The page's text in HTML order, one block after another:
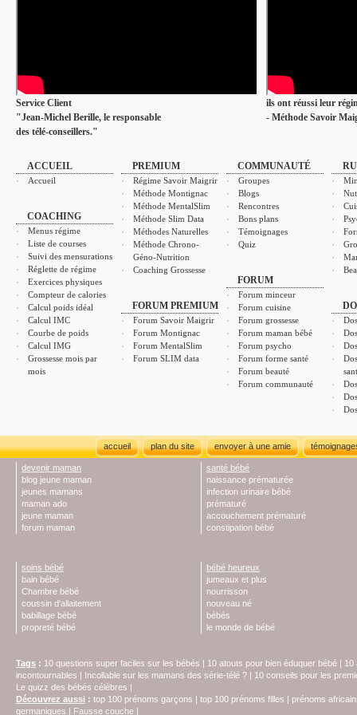
Service Client
"Jean-Michel Berille, le responsable
des télé-conseillers."
ils ont réussi leur
- Méthode Savoir
ACCUEIL
Accueil
COACHING
Menus régime
Liste de courses
Suivi des mensurations
Réglette de régime
Exercices physiques
Compteur de calories
Calcul poids idéal
Calcul IMC
Courbe de poids
Calcul IMG
Grossesse mois par
mois
PREMIUM
Régime Savoir Maigrir
Méthode Montignac
Méthode MentalSlim
Méthode Slim Data
Méthodes Naturelles
Méthode Chrono-
Géno-Nutrition
Coaching Grossesse
FORUM PREMIUM
Forum Savoir Maigrir
Forum Montignac
Forum MentalSlim
Forum SLIM data
COMMUNAUTÉ
Groupes
Blogs
Rencontres
Bons plans
Témoignages
Quiz
FORUM
Forum minceur
Forum cuisine
Forum grossesse
Forum maman bébé
Forum psycho
Forum forme santé
Forum beauté
Forum communauté
accueil plan du site envoyer à une amie
devenir maman
blog jeune maman
jeunes mamans
maman ado
jeune maman
forum maman
santé bébé
naissance prématurée
infection urinaire bébé
prématuré
accouchement prématuré
constipation bébé
soins bébé
bain bébé
Chambre bébé
coussin d'allaitement
babillage bébé
propreté bébé
bébé heureux
jumeaux et plus
nourrisson
nouveau né
bébés
le monde de bébé
Tags : 10 questions super faciles sur les bébés | 10 atouts pour bien éduquer bébé | 10
incontournables | Incollable sur les mamans des série-télé ? | 10 conseils pour les
Le quizz des bébés célèbres |
Découvrez aussi : top 100 prénoms garçons | top 100 prénoms filles | prénoms
germaniques | Fausse couche |